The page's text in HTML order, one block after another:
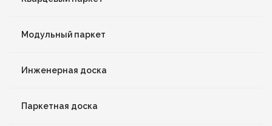
Модульный паркет
Инженерная доска
Паркетная доска